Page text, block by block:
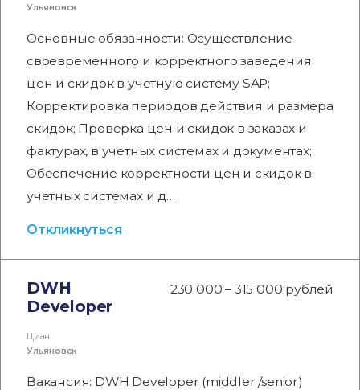
Ульяновск
Основные обязанности: Осуществление
своевременного и корректного заведения
цен и скидок в учетную систему SAP;
Корректировка периодов действия и размера
скидок; Проверка цен и скидок в заказах и
фактурах, в учетных системах и документах;
Обеспечение корректности цен и скидок в
учетных системах и д…
Откликнуться
DWH
Developer
230 000 – 315 000 рублей
Циан
Ульяновск
Вакансия: DWH Developer (middler /senior)